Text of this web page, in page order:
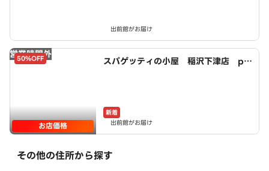
出前館がお届け
営業時間外
50%OFF
お店価格
スパゲッティの小屋 稲沢下津店 po
新着
出前館がお届け
その他の住所から探す